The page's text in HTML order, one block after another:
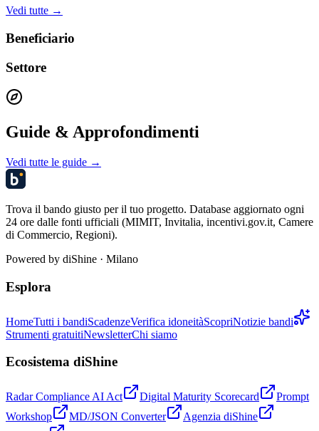
Vedi tutte →
Beneficiario
Settore
Guide & Approfondimenti
Vedi tutte le guide →
Trova il bando giusto per il tuo progetto. Database aggiornato ogni
24 ore dalle fonti ufficiali (MIMIT, Invitalia, incentivi.gov.it, Camere
di Commercio, Regioni).
Powered by diShine · Milano
Esplora
HomeTutti i bandiScadenzeVerifica idoneitàScopriNotizie bandi
Strumenti gratuitiNewsletterChi siamo
Ecosistema diShine
Radar Compliance AI Act Digital Maturity Scorecard
Prompt
Workshop
MD/JSON Converter
Agenzia diShine